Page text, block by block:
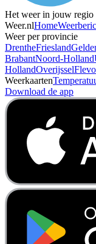
Het weer in jouw regio
Weer.nlHome
Weer per provincie
DrentheFriesland
BrabantNoord-Holland
HollandOverijssel
Weerkaarten
Download de app